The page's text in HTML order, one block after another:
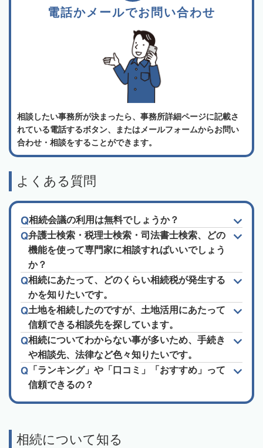
電話かメールでお問い合わせ
相談したい事務所が決まったら、事務所詳細ページに記載さ
れている電話するボタン、またはメールフォームからお問い
合わせ・相談をすることができます。
よくある質問
相続会議の利用は無料でしょうか？
弁護士検索・税理士検索・司法書士検索、どの
機能を使って専門家に相談すればいいでしょう
か？
相続にあたって、どのくらい相続税が発生する
かを知りたいです。
土地を相続したのですが、土地活用にあたって
信頼できる相談先を探しています。
相続についてわからない事が多いため、手続き
や相談先、法律など色々知りたいです。
「ランキング」や「口コミ」「おすすめ」って
信頼できるの？
相続について知る